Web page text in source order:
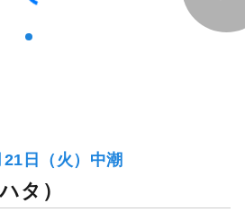
日（火）中潮
タ）